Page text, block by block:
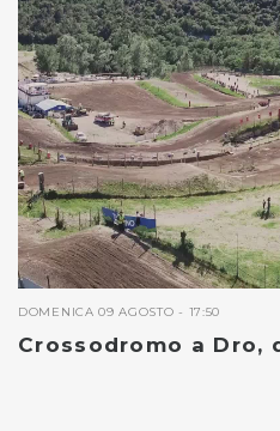
DOMENICA 09 AGOSTO - 17:50
Crossodromo a